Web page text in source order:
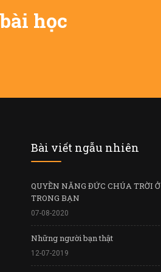
học
Bài viết ngẫu nhiên
QUYỀN NĂNG ĐỨC CHÚA TRỜI Ở
TRONG BẠN
07-08-2020
Những người bạn thật
12-07-2019